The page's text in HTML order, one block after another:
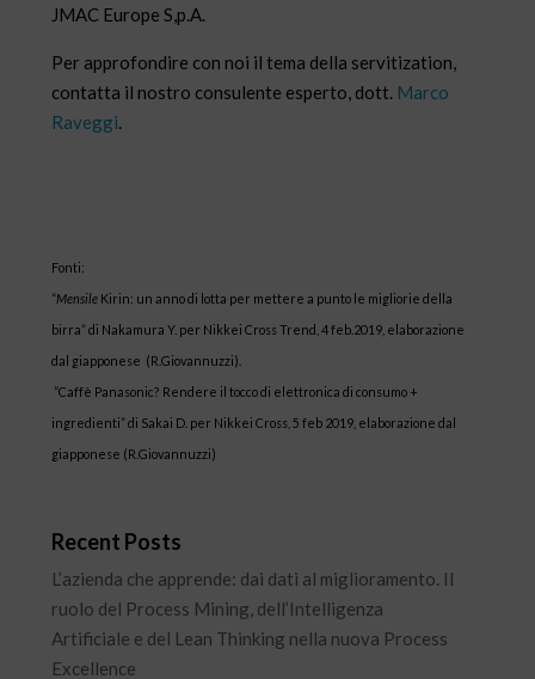
JMAC Europe S,p.A.
Per approfondire con noi il tema della servitization,
contatta il nostro consulente esperto, dott. Marco
Raveggi.
Fonti:
“Mensile Kirin: un anno di lotta per mettere a punto le migliorie della
birra” di Nakamura Y. per Nikkei Cross Trend, 4 feb.2019, elaborazione
dal giapponese (R.Giovannuzzi).
“Caffè Panasonic? Rendere il tocco di elettronica di consumo +
ingredienti” di Sakai D. per Nikkei Cross, 5 feb 2019, elaborazione dal
giapponese (R.Giovannuzzi)
Recent Posts
L’azienda che apprende: dai dati al miglioramento. Il
ruolo del Process Mining, dell’Intelligenza
Artificiale e del Lean Thinking nella nuova Process
Excellence